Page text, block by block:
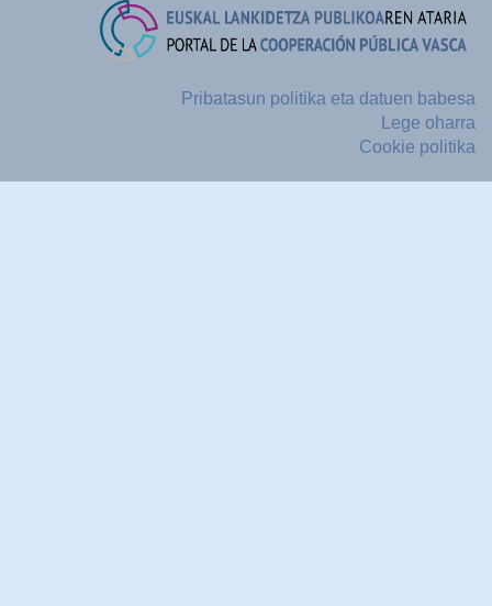
Pribatasun politika eta datuen babesa
Lege oharra
Cookie politika